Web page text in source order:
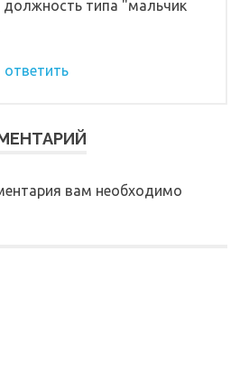
должность типа "мальчик
вам необходимо